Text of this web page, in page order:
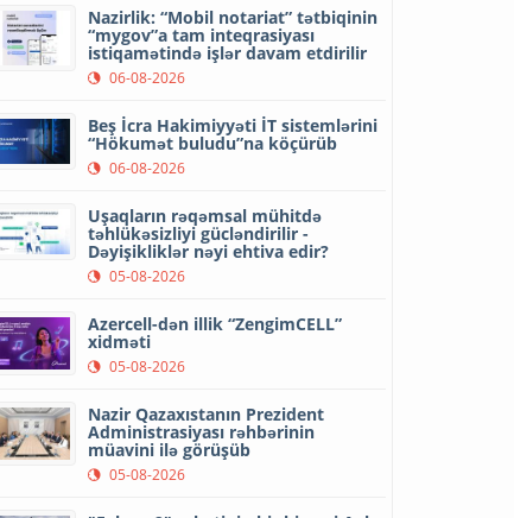
Nazirlik: “Mobil notariat” tətbiqinin
“mygov”a tam inteqrasiyası
istiqamətində işlər davam etdirilir
06-08-2026
Beş İcra Hakimiyyəti İT sistemlərini
“Hökumət buludu”na köçürüb
06-08-2026
Uşaqların rəqəmsal mühitdə
təhlükəsizliyi gücləndirilir -
Dəyişikliklər nəyi ehtiva edir?
05-08-2026
Azercell-dən illik “ZengimCELL”
xidməti
05-08-2026
Nazir Qazaxıstanın Prezident
Administrasiyası rəhbərinin
müavini ilə görüşüb
05-08-2026